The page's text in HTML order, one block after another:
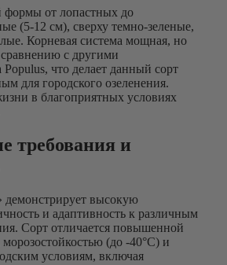
формы от лопастных до
(5-12 см), сверху темно-зеленые,
Корневая система мощная, но
с другими
Populus, что делает данный сорт
для городского озеленения.
в благоприятных условиях
требования и
демонстрирует высокую
и адаптивность к различным
Сорт отличается повышенной
морозостойкостью (до -40°C) и
условиям, включая